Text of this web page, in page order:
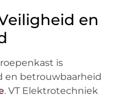
en
is
en betrouwbaarheid
. VT Elektrotechniek